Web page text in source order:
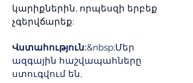
կարիքներին, որպեսզի երբեք
չգերվճարեք:
Վստահություն:&nbsp;Մեր
ազգային հաշվապահները
ստուգվում են,